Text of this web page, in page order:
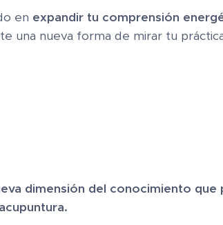
en expandir tu comprensión
una nueva forma de mirar tu
dimensión del conocimiento